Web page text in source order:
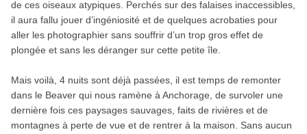
de ces oiseaux atypiques. Perchés sur des falaises inaccessibles,
il aura fallu jouer d’ingéniosité et de quelques acrobaties pour
aller les photographier sans souffrir d’un trop gros effet de
plongée et sans les déranger sur cette petite île.
Mais voilà, 4 nuits sont déjà passées, il est temps de remonter
dans le Beaver qui nous ramène à Anchorage, de survoler une
dernière fois ces paysages sauvages, faits de rivières et de
montagnes à perte de vue et de rentrer à la maison. Sans aucun